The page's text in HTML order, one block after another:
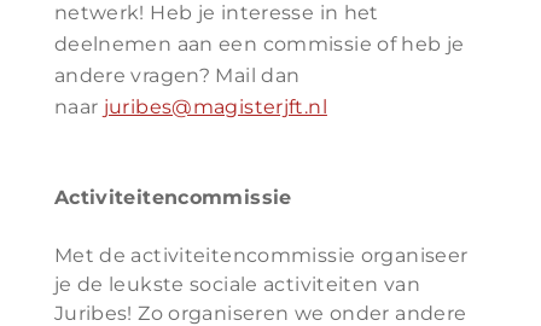
netwerk! Heb je interesse in het
deelnemen aan een commissie of heb je
andere vragen? Mail dan
naar juribes@magisterjft.nl
Activiteitencommissie
Met de activiteitencommissie organiseer
je de leukste sociale activiteiten van
Juribes! Zo organiseren we onder andere